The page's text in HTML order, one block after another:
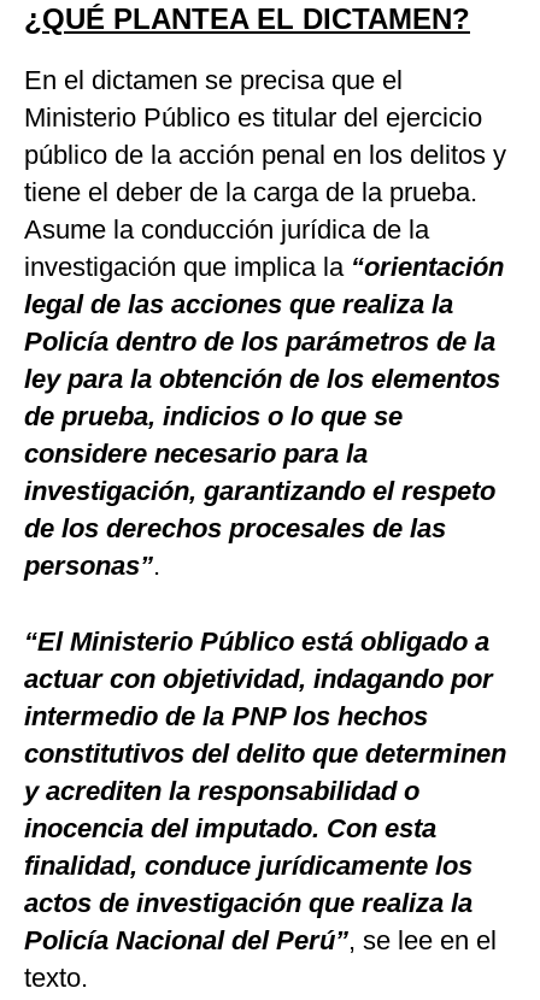
¿QUÉ PLANTEA EL DICTAMEN?
En el dictamen se precisa que el
Ministerio Público es titular del ejercicio
público de la acción penal en los delitos y
tiene el deber de la carga de la prueba.
Asume la conducción jurídica de la
investigación que implica la “orientación
legal de las acciones que realiza la
Policía dentro de los parámetros de la
ley para la obtención de los elementos
de prueba, indicios o lo que se
considere necesario para la
investigación, garantizando el respeto
de los derechos procesales de las
personas”.
“El Ministerio Público está obligado a
actuar con objetividad, indagando por
intermedio de la PNP los hechos
constitutivos del delito que determinen
y acrediten la responsabilidad o
inocencia del imputado. Con esta
finalidad, conduce jurídicamente los
actos de investigación que realiza la
Policía Nacional del Perú”, se lee en el
texto.